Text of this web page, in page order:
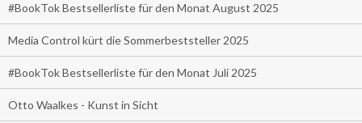
#BookTok Bestsellerliste für den Monat August 2025
Media Control kürt die Sommerbeststeller 2025
#BookTok Bestsellerliste für den Monat Juli 2025
Otto Waalkes - Kunst in Sicht